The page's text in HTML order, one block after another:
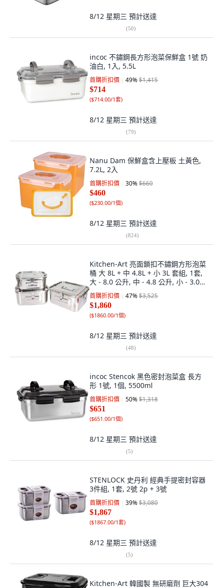
8/12 星期三 預計送達
(50)
incoc 不鏽鋼長方形泡菜保鮮盒 1號 奶
油白, 1入, 5.5L
首購折扣價 49%$1,415
$714
($714.00/1套)
8/12 星期三 預計送達
(79)
Nanu Dam 保鮮盒含上壓板 土黃色,
7.2L, 2入
首購折扣價 30%$660
$460
($230.00/1個)
8/12 星期三 預計送達
(824)
Kitchen-Art 亮面鎖扣不鏽鋼方形泡菜
桶 大 8L + 中 4.8L + 小 3L 套組, 1套,
大 - 8.0 公升, 中 - 4.8 公升, 小 - 3.0
公升
首購折扣價 47%$3,525
$1,860
($1860.00/1個)
8/12 星期三 預計送達
(48)
incoc Stencok 黑色密封泡菜盒 長方
形 1號, 1個, 5500ml
首購折扣價 50%$1,318
$651
($651.00/1個)
8/12 星期三 預計送達
(5)
STENLOCK 史丹利 經典手提密封容器
3件組, 1套, 2號 2p + 3號
首購折扣價 39%$3,080
$1,867
($1867.00/1套)
8/12 星期三 預計送達
(5)
Kitchen-Art 韓國製 無研磨劑 巨大304